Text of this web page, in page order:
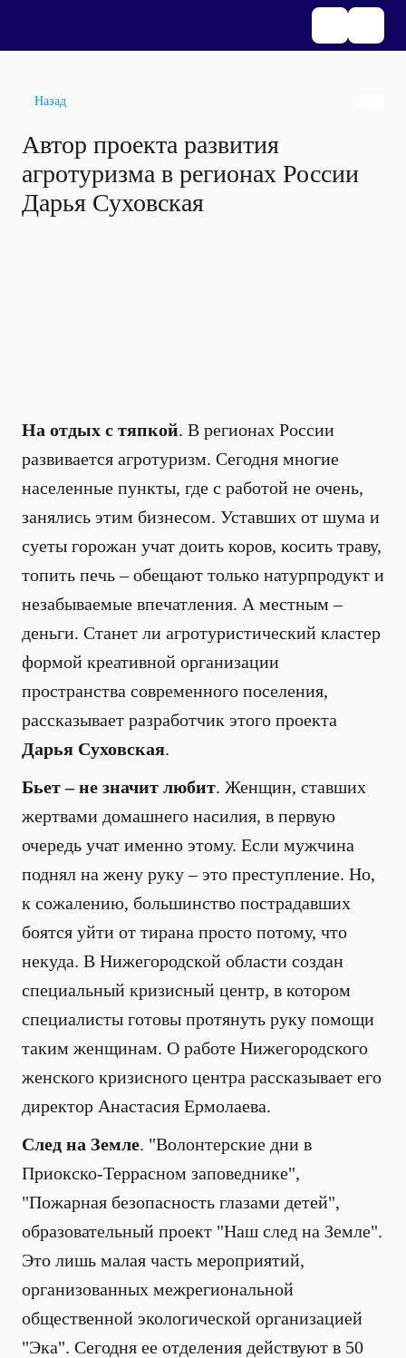
Назад
Автор проекта развития
агротуризма в регионах России
Дарья Суховская
На отдых с тяпкой. В регионах России
развивается агротуризм. Сегодня многие
населенные пункты, где с работой не очень,
занялись этим бизнесом. Уставших от шума и
суеты горожан учат доить коров, косить траву,
топить печь – обещают только натурпродукт и
незабываемые впечатления. А местным –
деньги. Станет ли агротуристический кластер
формой креативной организации
пространства современного поселения,
рассказывает разработчик этого проекта
Дарья Суховская.
Бьет – не значит любит. Женщин, ставших
жертвами домашнего насилия, в первую
очередь учат именно этому. Если мужчина
поднял на жену руку – это преступление. Но,
к сожалению, большинство пострадавших
боятся уйти от тирана просто потому, что
некуда. В Нижегородской области создан
специальный кризисный центр, в котором
специалисты готовы протянуть руку помощи
таким женщинам. О работе Нижегородского
женского кризисного центра рассказывает его
директор Анастасия Ермолаева.
След на Земле. "Волонтерские дни в
Приокско-Террасном заповеднике",
"Пожарная безопасность глазами детей",
образовательный проект "Наш след на Земле".
Это лишь малая часть мероприятий,
организованных межрегиональной
общественной экологической организацией
"Эка". Сегодня ее отделения действуют в 50